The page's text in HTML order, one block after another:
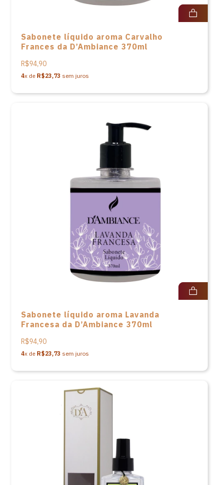
Sabonete líquido aroma Carvalho
Frances da D’Ambiance 370ml
R$94,90
4x de R$23,73 sem juros
Sabonete líquido aroma Lavanda
Francesa da D’Ambiance 370ml
R$94,90
4x de R$23,73 sem juros